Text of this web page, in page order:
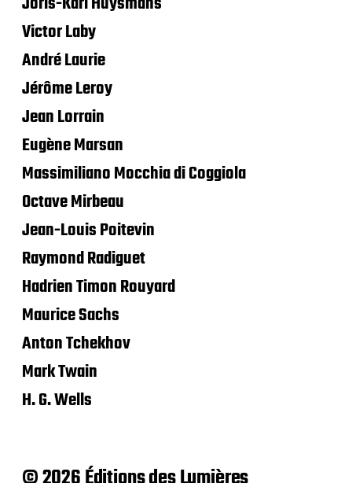
Victor Laby
André Laurie
Jérôme Leroy
Jean Lorrain
Eugène Marsan
Massimiliano Mocchia di Coggiola
Octave Mirbeau
Jean-Louis Poitevin
Raymond Radiguet
Hadrien Timon Rouyard
Maurice Sachs
Anton Tchekhov
Mark Twain
H. G. Wells